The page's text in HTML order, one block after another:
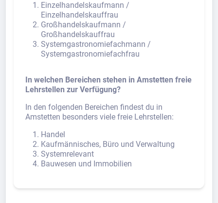
Einzelhandelskaufmann /
Einzelhandelskauffrau
Großhandelskaufmann /
Großhandelskauffrau
Systemgastronomiefachmann /
Systemgastronomiefachfrau
In welchen Bereichen stehen in Amstetten freie
Lehrstellen zur Verfügung?
In den folgenden Bereichen findest du in
Amstetten besonders viele freie Lehrstellen:
Handel
Kaufmännisches, Büro und Verwaltung
Systemrelevant
Bauwesen und Immobilien